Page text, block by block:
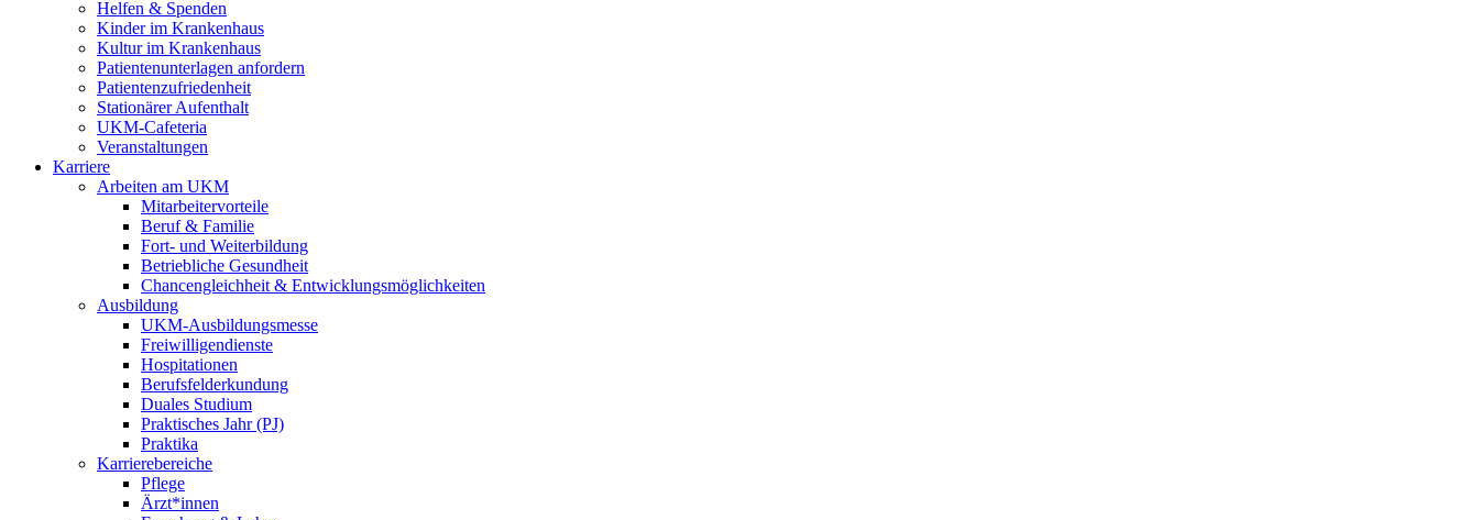
Helfen & Spenden
Kinder im Krankenhaus
Kultur im Krankenhaus
Patientenunterlagen anfordern
Patientenzufriedenheit
Stationärer Aufenthalt
UKM-Cafeteria
Veranstaltungen
Karriere
Arbeiten am UKM
Mitarbeitervorteile
Beruf & Familie
Fort- und Weiterbildung
Betriebliche Gesundheit
Chancengleichheit & Entwicklungsmöglichkeiten
Ausbildung
UKM-Ausbildungsmesse
Freiwilligendienste
Hospitationen
Berufsfelderkundung
Duales Studium
Praktisches Jahr (PJ)
Praktika
Karrierebereiche
Pflege
Ärzt*innen